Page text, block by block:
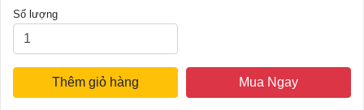
Số lượng
Thêm giỏ hàng Mua Ngay